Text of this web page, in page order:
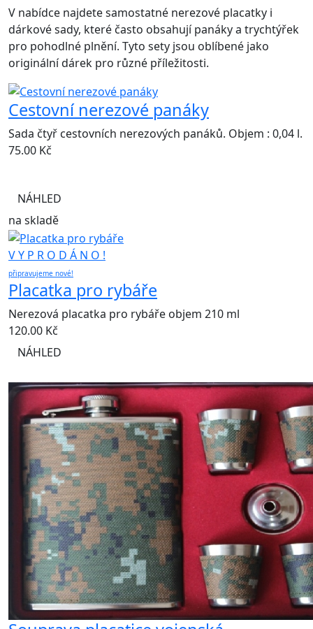
V nabídce najdete samostatné nerezové placatky i
dárkové sady, které často obsahují panáky a trychtýřek
pro pohodlné plnění. Tyto sety jsou oblíbené jako
originální dárek pro různé příležitosti.
Cestovní nerezové panáky
Sada čtyř cestovních nerezových panáků. Objem : 0,04 l.
75.00 Kč
NÁHLED
na skladě
V Y P R O D Á N O !
připravujeme nové!
Placatka pro rybáře
Nerezová placatka pro rybáře objem 210 ml
120.00 Kč
NÁHLED